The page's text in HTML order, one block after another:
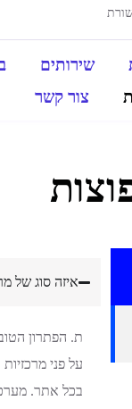
שירותים
צור קשר
איזה סוג של
ת. הפתרון
על פני מרכזיות
בכל אתר.